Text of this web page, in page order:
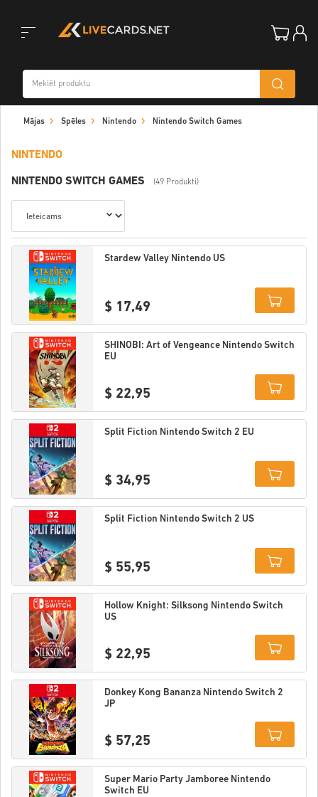
Mājas Spēles Nintendo Nintendo Switch Games
NINTENDO
NINTENDO SWITCH GAMES (49 Produkti)
Stardew Valley Nintendo US
$ 17,49
Details
SHINOBI: Art of Vengeance Nintendo Switch
EU
$ 22,95
Details
Split Fiction Nintendo Switch 2 EU
$ 34,95
Details
Split Fiction Nintendo Switch 2 US
$ 55,95
Details
Hollow Knight: Silksong Nintendo Switch
US
$ 22,95
Details
Donkey Kong Bananza Nintendo Switch 2
JP
$ 57,25
Details
Super Mario Party Jamboree Nintendo
Switch EU